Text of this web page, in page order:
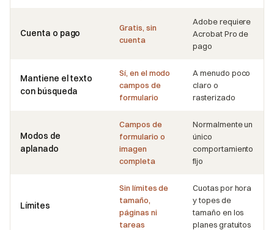
Cuenta o pago
Gratis, sin
cuenta
Adobe requiere
Acrobat Pro de
pago
Mantiene el texto
con búsqueda
Sí, en el modo
campos de
formulario
A menudo poco
claro o
rasterizado
Modos de
aplanado
Campos de
formulario o
imagen
completa
Normalmente un
único
comportamiento
fijo
Límites
Sin límites de
tamaño,
páginas ni
tareas
Cuotas por hora
y topes de
tamaño en los
planes gratuitos